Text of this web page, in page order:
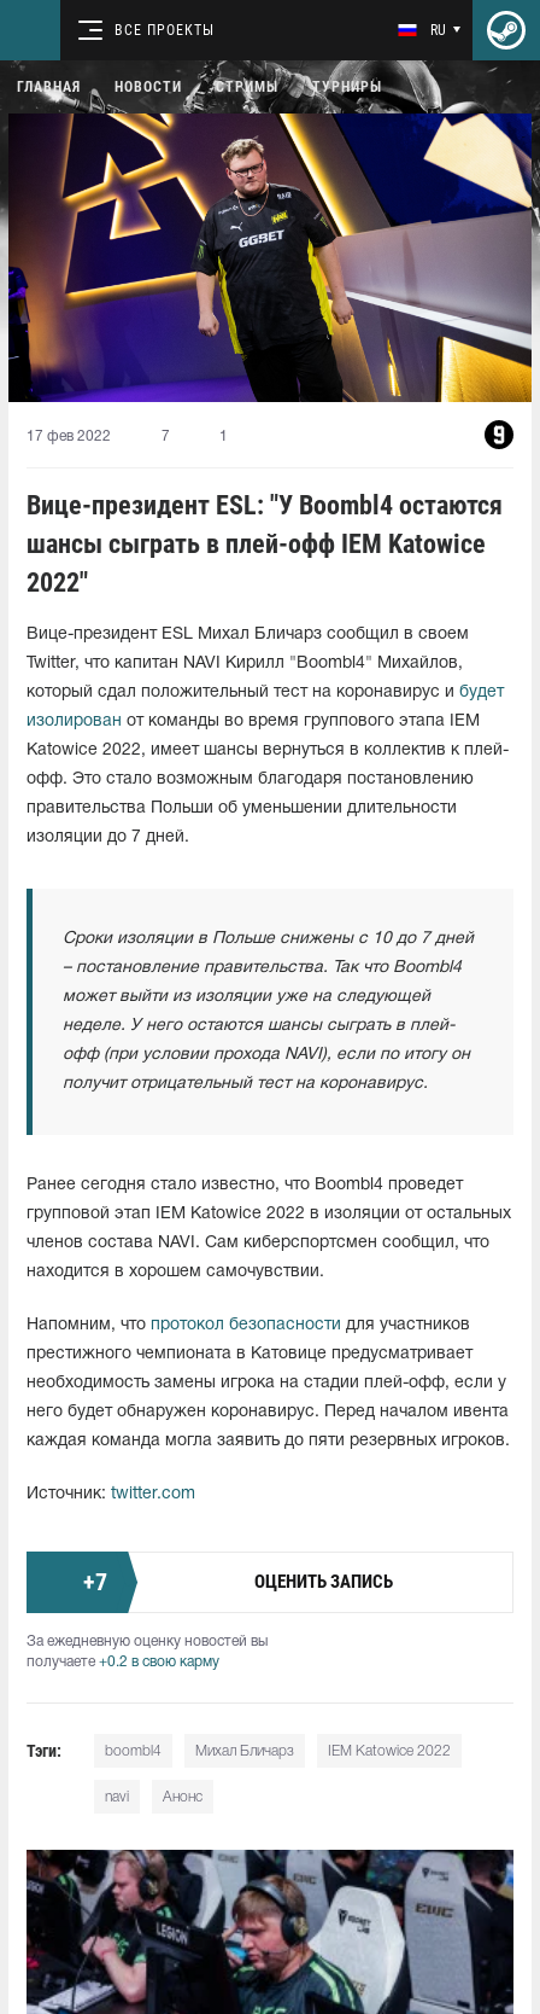
ВСЕ ПРОЕКТЫ RU
ГЛАВНАЯ НОВОСТИ СТРИМЫ ТУРНИРЫ
17 фев 2022 7 1
Вице-президент ESL: "У Boombl4 остаются
шансы сыграть в плей-офф IEM Katowice
2022"
Вице-президент ESL Михал Бличарз сообщил в своем
Twitter, что капитан NAVI Кирилл "Boombl4" Михайлов,
который сдал положительный тест на коронавирус и будет
изолирован от команды во время группового этапа IEM
Katowice 2022, имеет шансы вернуться в коллектив к плей-
офф. Это стало возможным благодаря постановлению
правительства Польши об уменьшении длительности
изоляции до 7 дней.
Сроки изоляции в Польше снижены с 10 до 7 дней
– постановление правительства. Так что Boombl4
может выйти из изоляции уже на следующей
неделе. У негоостаются шансы сыграть в плей-
офф (при условии прохода NAVI), если по итогу он
получит отрицательный тест на коронавирус.
Ранее сегодня стало известно, что Boombl4 проведет
групповой этап IEM Katowice 2022 в изоляции от остальных
членов состава NAVI. Сам киберспортсмен сообщил, что
находится в хорошем самочувствии.
Напомним, что протокол безопасности для участников
престижного чемпионата в Катовице предусматривает
необходимость замены игрока на стадии плей-офф, если у
него будет обнаружен коронавирус. Перед началом ивента
каждая команда могла заявить до пяти резервных игроков.
Источник: twitter.com
+7 ОЦЕНИТЬ ЗАПИСЬ
За ежедневную оценку новостей вы
получаете +0.2 в свою карму
Тэги: boombl4 Михал Бличарз IEM Katowice 2022
navi Анонс